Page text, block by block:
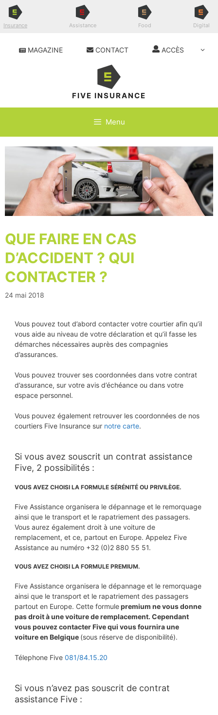
Insurance Assistance Food Digital
MAGAZINE CONTACT ACCÈS
FIVE INSURANCE
Menu
QUE FAIRE EN CAS
D’ACCIDENT ? QUI
CONTACTER ?
24 mai 2018
Vous pouvez tout d’abord contacter votre courtier afin qu’il
vous aide au niveau de votre déclaration et qu’il fasse les
démarches nécessaires auprès des compagnies
d’assurances.
Vous pouvez trouver ses coordonnées dans votre contrat
d’assurance, sur votre avis d’échéance ou dans votre
espace personnel.
Vous pouvez également retrouver les coordonnées de nos
courtiers Five Insurance sur notre carte.
Si vous avez souscrit un contrat assistance
Five, 2 possibilités :
VOUS AVEZ CHOISI LA FORMULE SÉRÉNITÉ OU PRIVILÈGE.
Five Assistance organisera le dépannage et le remorquage
ainsi que le transport et le rapatriement des passagers.
Vous aurez également droit à une voiture de
remplacement, et ce, partout en Europe. Appelez Five
Assistance au numéro +32 (0)2 880 55 51.
VOUS AVEZ CHOISI LA FORMULE PREMIUM.
Five Assistance organisera le dépannage et le remorquage
ainsi que le transport et le rapatriement des passagers
partout en Europe. Cette formulepremium ne vous donne
pas droit à une voiture de remplacement. Cependant
vous pouvez contacter Five qui vous fournira une
voiture en Belgique (sous réserve de disponibilité).
Télephone Five 081/84.15.20
Si vous n’avez pas souscrit de contrat
assistance Five :